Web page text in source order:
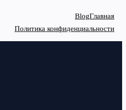
BlogГлавная
Политика конфиденциальности